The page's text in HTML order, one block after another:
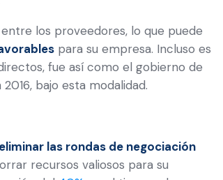
los proveedores, lo que puede
para su empresa. Incluso es
fue así como el gobierno de
2016, bajo esta modalidad.
eliminar las rondas de negociación
recursos valiosos para su